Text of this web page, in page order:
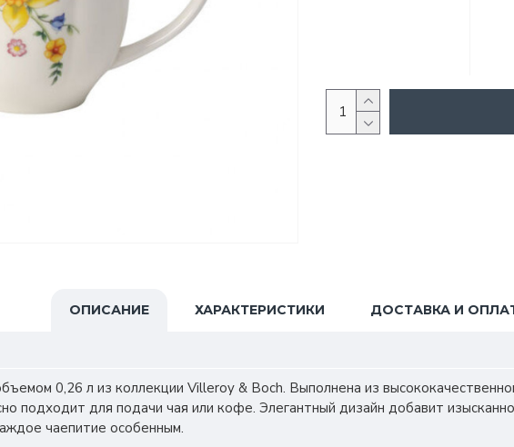
ОПИСАНИЕ ХАРАКТЕРИСТИКИ ДОСТАВКА И
0,26 л из коллекции Villeroy & Boch. Выполнена из
подходит для подачи чая или кофе. Элегантный дизайн добавит
чаепитие особенным.